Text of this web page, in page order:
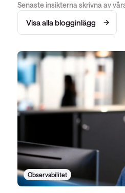
Senaste insikterna skrivna av
Visa alla blogginlägg
Observabilitet